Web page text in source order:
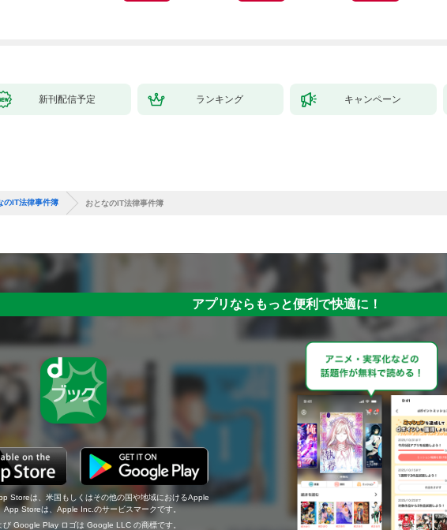
新刊配信予定 ランキング キャンペーン
のIT法律事件簿 おとなのIT法律事件簿
アプリならもっと便利で快適に！
Storeは、米国もしくはその他の国や地域におけるApple
App Storeは、Apple Inc.のサービスマークです。
Google Play ロゴは Google LLC の商標です。